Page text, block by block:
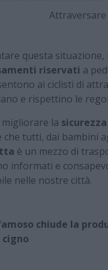
Attraversare
questa
riservati a
ai ciclisti di
e rispettino le
migliorare la
che tutti, dai bambini
è un mezzo di
informati e
nelle nostre città.
chiude la